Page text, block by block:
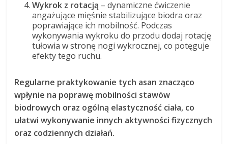
Wykrok z rotacją – dynamiczne ćwiczenie
angażujące mięśnie stabilizujące biodra oraz
poprawiające ich mobilność. Podczas
wykonywania wykroku do przodu dodaj rotację
tułowia w stronę nogi wykrocznej, co potęguje
efekty tego ruchu.
Regularne praktykowanie tych asan znacząco
wpłynie na poprawę mobilności stawów
biodrowych oraz ogólną elastyczność ciała, co
ułatwi wykonywanie innych aktywności fizycznych
oraz codziennych działań.